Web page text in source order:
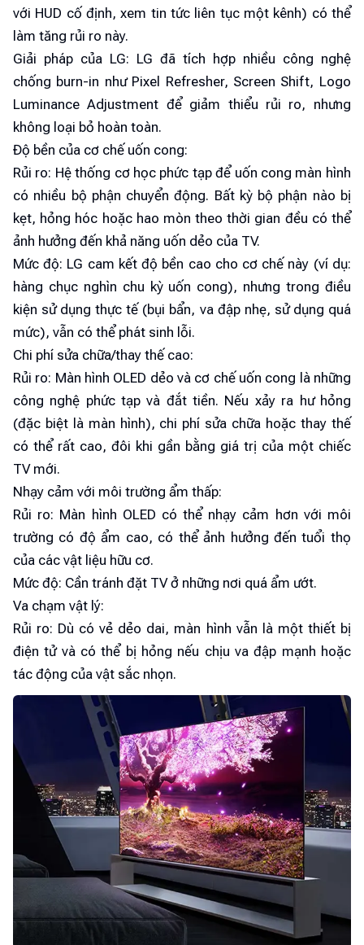
với HUD cố định, xem tin tức liên tục một kênh) có thể
làm tăng rủi ro này.
Giải pháp của LG: LG đã tích hợp nhiều công nghệ
chống burn-in như Pixel Refresher, Screen Shift, Logo
Luminance Adjustment để giảm thiểu rủi ro, nhưng
không loại bỏ hoàn toàn.
Độ bền của cơ chế uốn cong:
Rủi ro: Hệ thống cơ học phức tạp để uốn cong màn hình
có nhiều bộ phận chuyển động. Bất kỳ bộ phận nào bị
kẹt, hỏng hóc hoặc hao mòn theo thời gian đều có thể
ảnh hưởng đến khả năng uốn dẻo của TV.
Mức độ: LG cam kết độ bền cao cho cơ chế này (ví dụ:
hàng chục nghìn chu kỳ uốn cong), nhưng trong điều
kiện sử dụng thực tế (bụi bẩn, va đập nhẹ, sử dụng quá
mức), vẫn có thể phát sinh lỗi.
Chi phí sửa chữa/thay thế cao:
Rủi ro: Màn hình OLED dẻo và cơ chế uốn cong là những
công nghệ phức tạp và đắt tiền. Nếu xảy ra hư hỏng
(đặc biệt là màn hình), chi phí sửa chữa hoặc thay thế
có thể rất cao, đôi khi gần bằng giá trị của một chiếc
TV mới.
Nhạy cảm với môi trường ẩm thấp:
Rủi ro: Màn hình OLED có thể nhạy cảm hơn với môi
trường có độ ẩm cao, có thể ảnh hưởng đến tuổi thọ
của các vật liệu hữu cơ.
Mức độ: Cần tránh đặt TV ở những nơi quá ẩm ướt.
Va chạm vật lý:
Rủi ro: Dù có vẻ dẻo dai, màn hình vẫn là một thiết bị
điện tử và có thể bị hỏng nếu chịu va đập mạnh hoặc
tác động của vật sắc nhọn.